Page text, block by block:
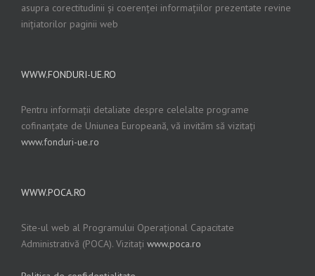
asupra corectitudinii și coerenței informațiilor prezentate revine
inițiatorilor paginii web
WWW.FONDURI-UE.RO
Pentru informații detaliate despre celelalte programe
cofinanțate de Uniunea Europeană, vă invităm să vizitați
www.fonduri-ue.ro
WWW.POCA.RO
Site-ul web al Programului Operațional Capacitate
Administrativă (POCA). Vizitați www.poca.ro